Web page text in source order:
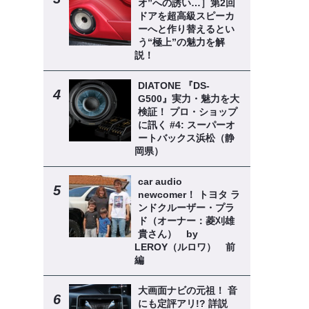
オ”への誘い…］第2回
ドアを超高級スピーカ
ーへと作り替えるとい
う“極上”の魅力を解
説！
DIATONE 『DS-
G500』実力・魅力を大
検証！ プロ・ショップ
に訊く #4: スーパーオ
ートバックス浜松（静
岡県）
car audio
newcomer！ トヨタ ラ
ンドクルーザー・プラ
ド（オーナー：菱刈雄
貴さん） by
LEROY（ルロワ） 前
編
大画面ナビの元祖！ 音
にも定評アリ!? 詳説